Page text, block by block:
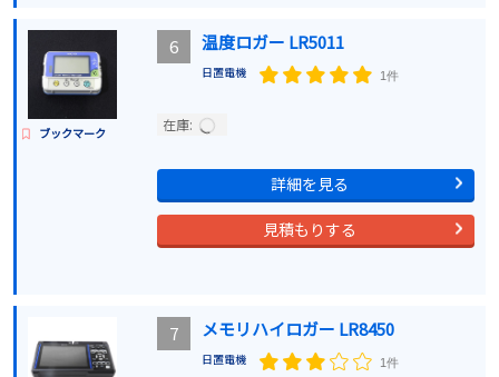
ブックマーク
6 温度ロガー LR5011
日置電機 1件
在庫:
詳細を見る
見積もりする
7 メモリハイロガー LR8450
日置電機 1件